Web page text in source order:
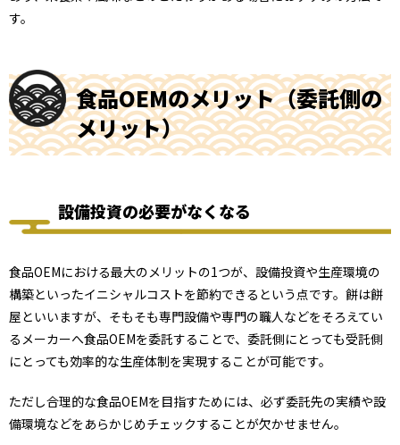
す。
食品OEMのメリット（委託側の
メリット）
設備投資の必要がなくなる
食品OEMにおける最大のメリットの1つが、設備投資や生産環境の
構築といったイニシャルコストを節約できるという点です。餅は餅
屋といいますが、そもそも専門設備や専門の職人などをそろえてい
るメーカーへ食品OEMを委託することで、委託側にとっても受託側
にとっても効率的な生産体制を実現することが可能です。
ただし合理的な食品OEMを目指すためには、必ず委託先の実績や設
備環境などをあらかじめチェックすることが欠かせません。